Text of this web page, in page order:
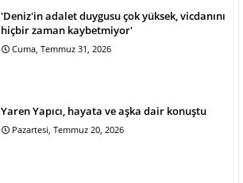
'Deniz'in adalet duygusu çok yüksek, vicdanını
hiçbir zaman kaybetmiyor'
Cuma, Temmuz 31, 2026
Yaren Yapıcı, hayata ve aşka dair konuştu
Pazartesi, Temmuz 20, 2026